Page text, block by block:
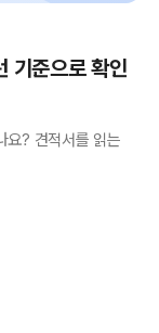
기준으로 확인
요? 견적서를 읽는